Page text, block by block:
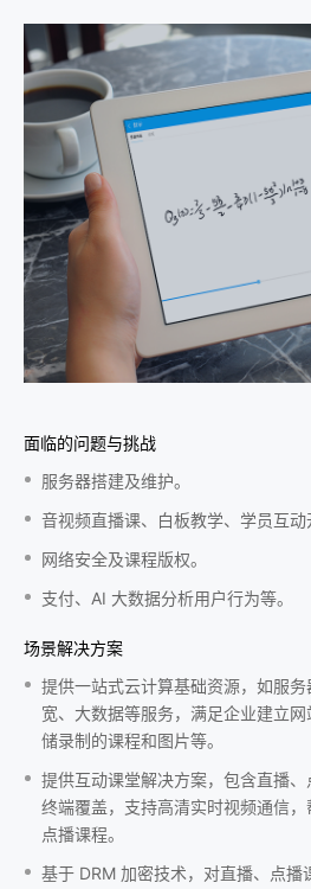
面临的问题与挑战
服务器搭建及维护。
音视频直播课、白板教学、学员互动
网络安全及课程版权。
支付、AI 大数据分析用户行为等。
场景解决方案
提供一站式云计算基础资源，如服
宽、大数据等服务，满足企业建立
储录制的课程和图片等。
提供互动课堂解决方案，包含直播
终端覆盖，支持高清实时视频通信
点播课程。
基于 DRM 加密技术，对直播、点播